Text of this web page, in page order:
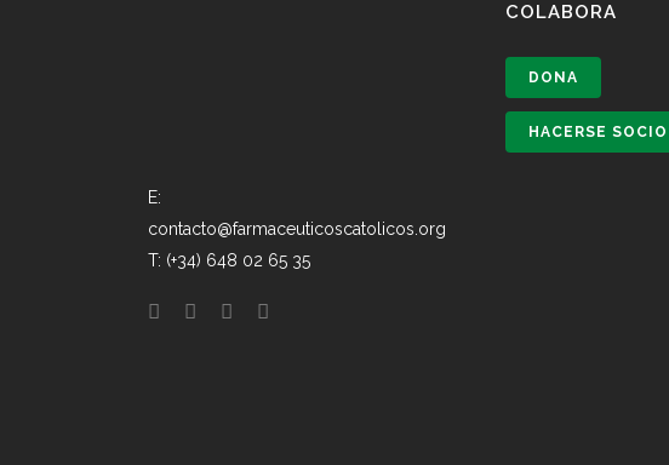
E:
contacto@farmaceuticoscatolicos.org
T: (+34) 648 02 65 35
COLABORA
DONA
HACERSE SOCIO